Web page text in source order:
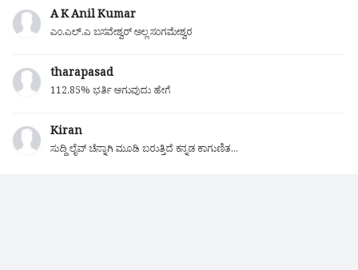
A K Anil Kumar
ಎಂ.ಎಲ್.ಎ ಬಸವೇಶ್ವರ್ ಅಲ್ಲ ಸಂಗಮೇಶ್ವರ
tharapasad
112.85% ಭರ್ತಿ ಆಗುವುದು ಹೇಗೆ
Kiran
ಸುದ್ದಿ ಲೈವ್ ಚೆನ್ನಾಗಿ ಮೂಡಿ ಬರುತ್ತಿದೆ ಕನ್ನಡ ಕಾಗುಣಿತ...